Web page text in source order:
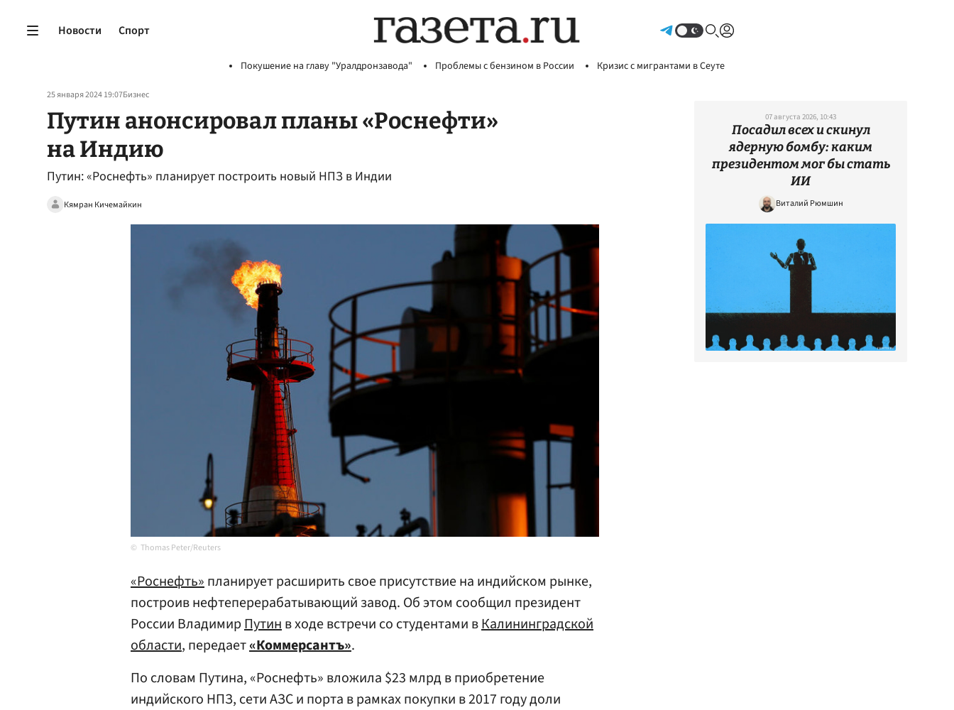
Новости Спорт
Покушение на главу "Уралдронзавода" Проблемы с бензином в России Кризис с мигрантами в Сеуте
25 января 2024 19:07Бизнес
Путин анонсировал планы «Роснефти»
на Индию
Путин: «Роснефть» планирует построить новый НПЗ в Индии
Кямран Кичемайкин
Thomas Peter/Reuters
«Роснефть»планирует расширить свое присутствие на индийском рынке,
построив нефтеперерабатывающий завод. Об этом сообщил президент
России ВладимирПутинв ходе встречи со студентами вКалининградской
области, передает«Коммерсантъ».
По словам Путина, «Роснефть» вложила $23 млрд в приобретение
индийского НПЗ, сети АЗС и порта в рамках покупки в 2017 году доли
07 августа 2026, 10:43
Посадил всех и скинул
ядерную бомбу: каким
президентом мог бы стать
ИИ
Виталий Рюмшин